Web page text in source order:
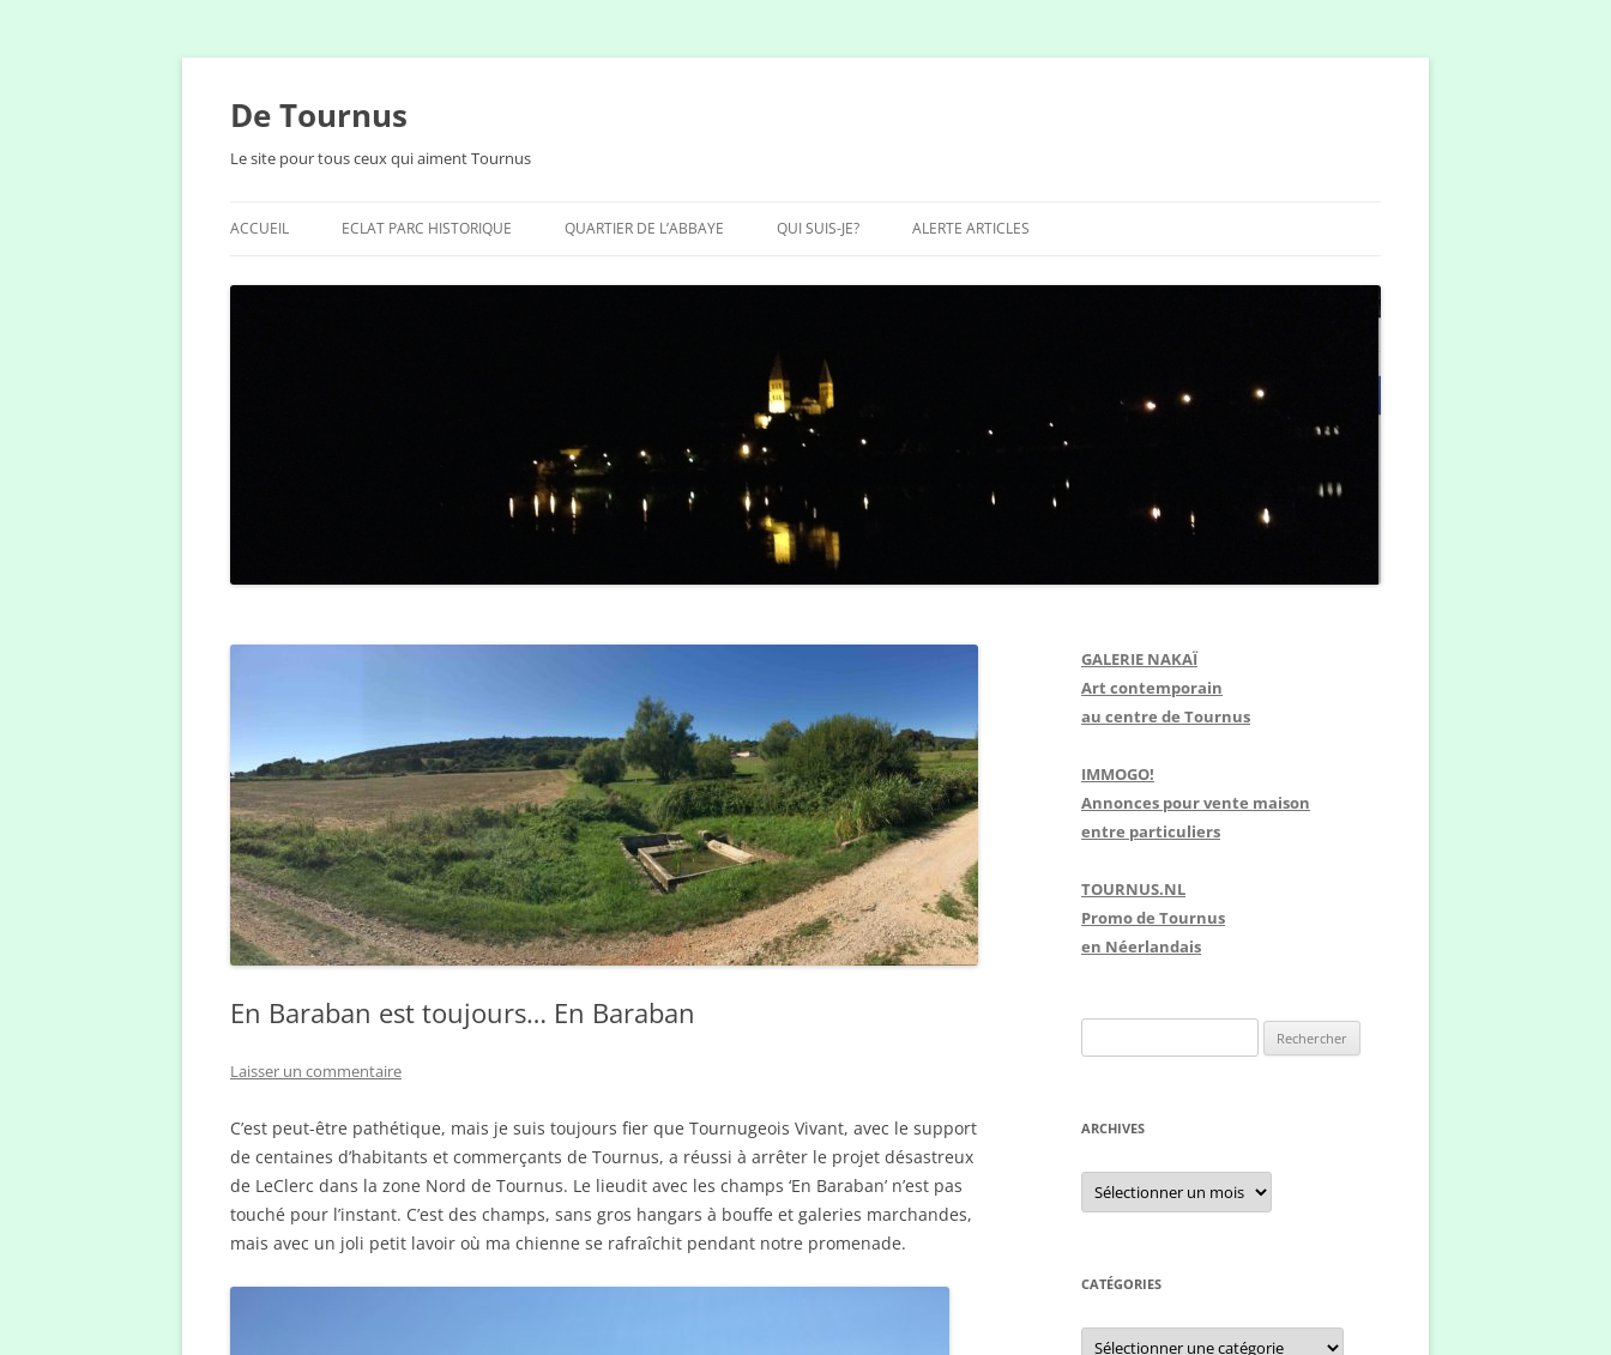
Aller
contenu
De Tournus
Le site pour tous ceux qui aiment Tournus
ACCUEIL ECLAT PARC HISTORIQUE QUARTIER DE L’ABBAYE QUI SUIS-JE?
SITE POUR 10 % DU CHIFFRE
D’AFFAIRES
ALERTE ARTICLES
En Baraban est toujours… En Baraban
Laisser un commentaire
C’est peut-être pathétique, mais je suis toujours fier que Tournugeois Vivant, avec le support
de centaines d’habitants et commerçants de Tournus, a réussi à arrêter le projet désastreux
de LeClerc dans la zone Nord de Tournus. Le lieudit avec les champs ‘En Baraban’ n’est pas
touché pour l’instant. C’est des champs, sans gros hangars à bouffe et galeries marchandes,
mais avec un joli petit lavoir où ma chienne se rafraîchit pendant notre promenade.
GALERIE NAKAÏ
Art contemporain
au centre de Tournus
IMMOGO!
Annonces pour vente maison
entre particuliers
TOURNUS.NL
Promo de Tournus
en Néerlandais
e
h
r
c
r
ARCHIVES
A
c
e
s
CATÉGORIES
C